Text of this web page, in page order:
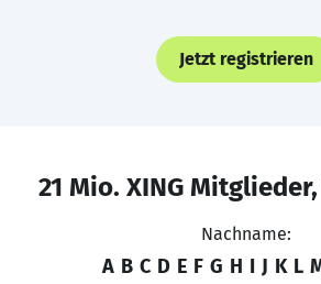
Jetzt registrieren
21 Mio. XING
Nachname:
A B C D E F G H I J K L